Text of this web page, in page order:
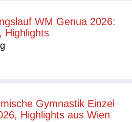
WM Genua 2026:
Highlights
Gymnastik Einzel
Highlights aus Wien